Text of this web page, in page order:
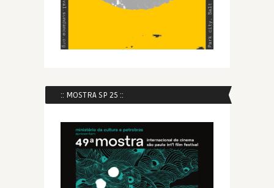
:: MOSTRA SP 25 ::